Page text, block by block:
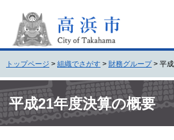
頭
で
す
。
飛
ば
し
て
本
トップページ > 組織でさがす > 財務グループ > 平
文平成21年度決算の概要